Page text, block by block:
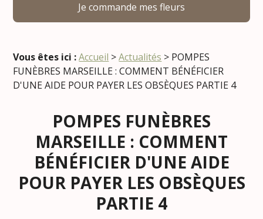
Je commande mes fleurs
Vous êtes ici : Accueil >Actualités > POMPES
FUNÈBRES MARSEILLE : COMMENT BÉNÉFICIER
D'UNE AIDE POUR PAYER LES OBSÈQUES PARTIE 4
POMPES FUNÈBRES
MARSEILLE : COMMENT
BÉNÉFICIER D'UNE AIDE
POUR PAYER LES OBSÈQUES
PARTIE 4